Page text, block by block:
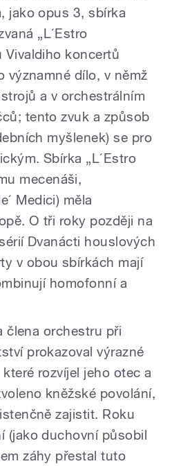
jako opus 3, sbírka
„L´Estro
Vivaldiho koncertů
významné dílo, v němž
a v orchestrálním
tento zvuk a způsob
myšlenek) se pro
Sbírka „L´Estro
mecenáši,
Medici) měla
O tři roky později na
Dvanácti houslových
v obou sbírkách mají
homofonní a
člena orchestru při
prokazoval výrazné
rozvíjel jeho otec a
kněžské povolání,
zajistit. Roku
(jako duchovní působil
záhy přestal tuto